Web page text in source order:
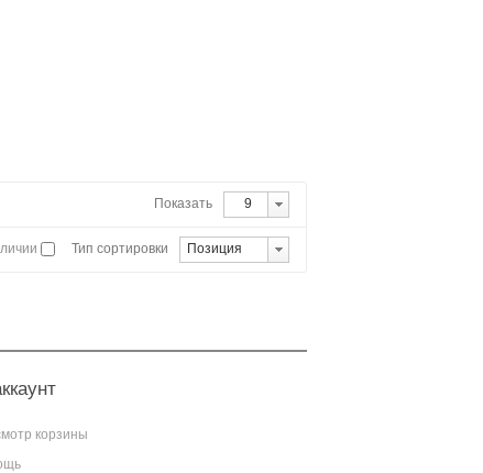
Показать 9
Тип сортировки Позиция
корзины